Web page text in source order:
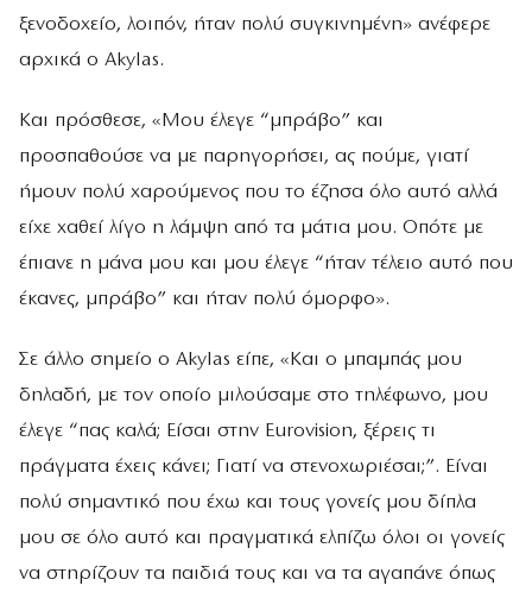
ξενοδοχείο, λοιπόν, ήταν πολύ συγκινημένη» ανέφερε
αρχικά ο Akylas.
Και πρόσθεσε, «Μου έλεγε “μπράβο” και
προσπαθούσε να με παρηγορήσει, ας πούμε, γιατί
ήμουν πολύ χαρούμενος που το έζησα όλο αυτό αλλά
είχε χαθεί λίγο η λάμψη από τα μάτια μου. Οπότε με
έπιανε η μάνα μου και μου έλεγε “ήταν τέλειο αυτό που
έκανες, μπράβο” και ήταν πολύ όμορφο».
Σε άλλο σημείο ο Akylas είπε, «Και ο μπαμπάς μου
δηλαδή, με τον οποίο μιλούσαμε στο τηλέφωνο, μου
έλεγε “πας καλά; Είσαι στην Eurovision, ξέρεις τι
πράγματα έχεις κάνει; Γιατί να στενοχωριέσαι;”. Είναι
πολύ σημαντικό που έχω και τους γονείς μου δίπλα
μου σε όλο αυτό και πραγματικά ελπίζω όλοι οι γονείς
να στηρίζουν τα παιδιά τους και να τα αγαπάνε όπως